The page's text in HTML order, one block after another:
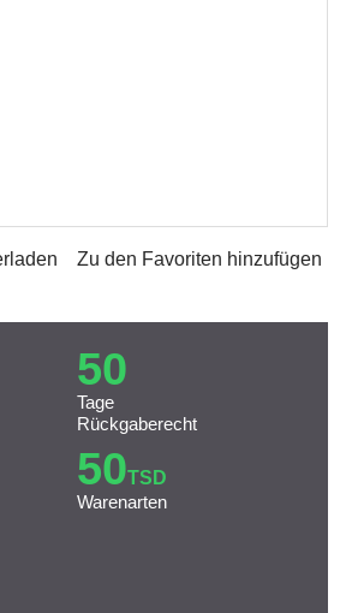
Zu den Favoriten hinzufügen
50
Tage
Rückgaberecht
50TSD
Warenarten